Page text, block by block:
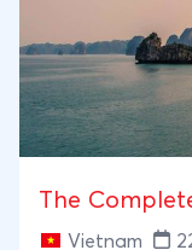
The
Vietnam